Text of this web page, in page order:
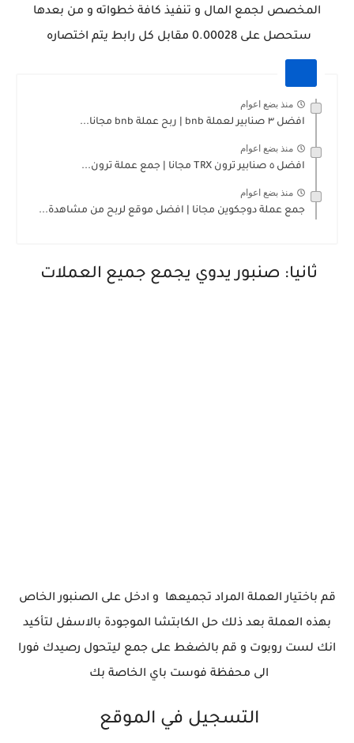
المخصص لجمع المال و تنفيذ كافة خطواته و من بعدها
ستحصل على 0.00028 مقابل كل رابط يتم اختصاره
منذ بضع اعوام
افضل ٣ صنابير لعملة bnb | ربح عملة bnb مجانا...
منذ بضع اعوام
افضل ٥ صنابير ترون TRX مجانا | جمع عملة ترون...
منذ بضع اعوام
جمع عملة دوجكوين مجانا | افضل موقع لربح من مشاهدة...
ثانيا: صنبور يدوي يجمع جميع العملات
قم باختيار العملة المراد تجميعها و ادخل على الصنبور الخاص
بهذه العملة بعد ذلك حل الكابتشا الموجودة بالاسفل لتأكيد
انك لست روبوت و قم بالضغط على جمع ليتحول رصيدك فورا
الى محفظة فوست باي الخاصة بك
التسجيل في الموقع